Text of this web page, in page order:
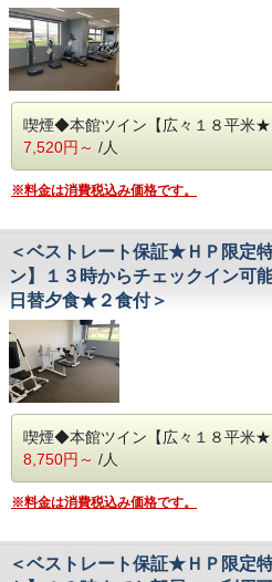
喫煙◆本館ツイン【広々１８平米
7,520円～ /人
※料金は消費税込み価格です。
＜ベストレート保証★ＨＰ限定
ン】１３時からチェックイン可
日替夕食★２食付＞
喫煙◆本館ツイン【広々１８平米
8,750円～ /人
※料金は消費税込み価格です。
＜ベストレート保証★ＨＰ限定